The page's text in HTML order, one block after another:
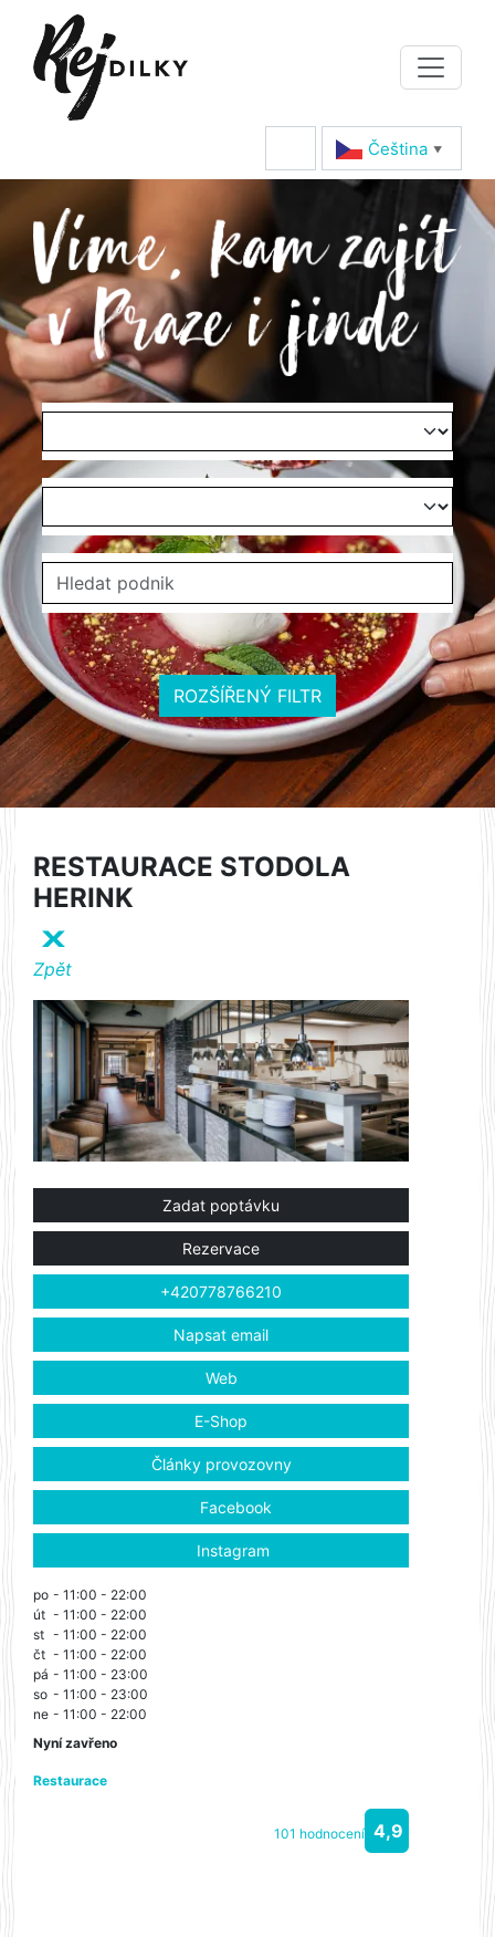
Čeština‎ ▼
ROZŠÍŘENÝ FILTR
RESTAURACE STODOLA
HERINK
X
Zpět
Zadat poptávku
Rezervace
+420778766210
Napsat email
Web
E-Shop
Články provozovny
Facebook
Instagram
po - 11:00 - 22:00
út - 11:00 - 22:00
st - 11:00 - 22:00
čt - 11:00 - 22:00
pá - 11:00 - 23:00
so - 11:00 - 23:00
ne - 11:00 - 22:00
Nyní zavřeno
Restaurace
101 hodnocení 4,9